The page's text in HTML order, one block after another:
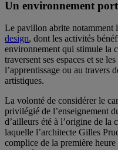
Un environnement
Le pavillon abrite notamment
design, dont les activités
environnement qui stimule la
traversent ses espaces et se
l’apprentissage ou au travers
artistiques.
La volonté de considérer le
privilégié de l’enseignement
d’ailleurs été à l’origine de
laquelle l’architecte Gilles
complice de la première